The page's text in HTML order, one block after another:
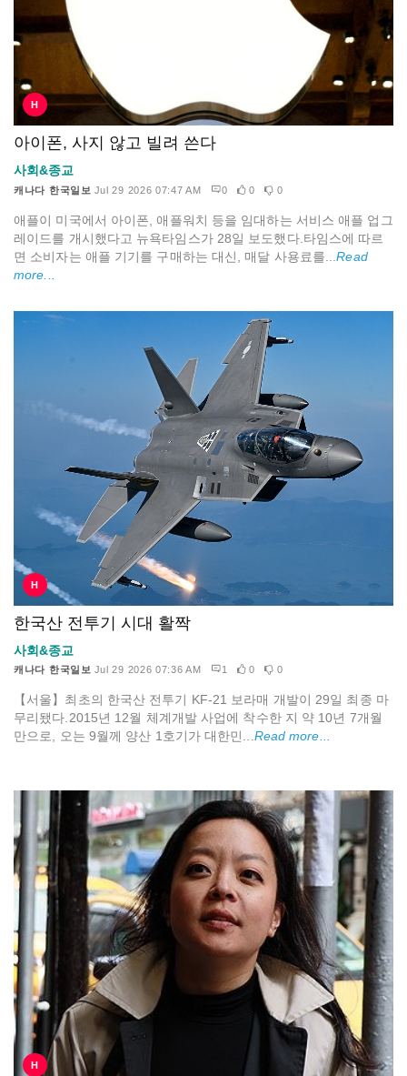
H
아이폰, 사지 않고 빌려 쓴다
사회&종교
캐나다 한국일보 Jul 29 2026 07:47 AM 0 0 0
애플이 미국에서 아이폰, 애플워치 등을 임대하는 서비스 애플 업그
레이드를 개시했다고 뉴욕타임스가 28일 보도했다.타임스에 따르
면 소비자는 애플 기기를 구매하는 대신, 매달 사용료를...Read
more...
H
한국산 전투기 시대 활짝
사회&종교
캐나다 한국일보 Jul 29 2026 07:36 AM 1 0 0
【서울】최초의 한국산 전투기 KF-21 보라매 개발이 29일 최종 마
무리됐다.2015년 12월 체계개발 사업에 착수한 지 약 10년 7개월
만으로, 오는 9월께 양산 1호기가 대한민...Read more...
H